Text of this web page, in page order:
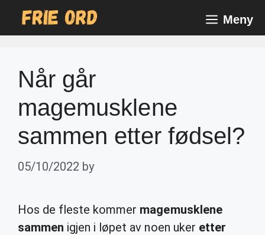
Meny
Når går
magemusklene
sammen etter fødsel?
05/10/2022 by
Hos de fleste kommer magemusklene
sammen igjen i løpet av noen uker etter